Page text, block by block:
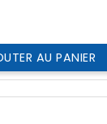
AU PANIER